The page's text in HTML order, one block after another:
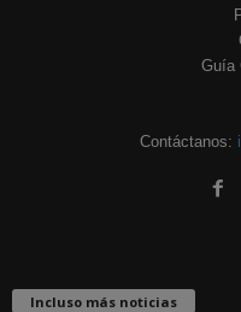
Guía
Contáctanos:
Incluso más noticias